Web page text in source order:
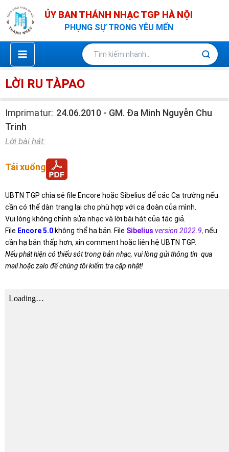
Nhảy
tới
nội
dung
ỦY BAN THÁNH NHẠC TGP HÀ NỘI
PHỤNG SỰ TRONG YÊU MẾN
LỜI RU TÀPAO
Imprimatur: 24.06.2010 - GM. Đa Minh Nguyễn Chu
Trinh
Lời bài hát:
Tải xuống
UBTN TGP chia sẻ file Encore hoặc Sibelius để các Ca trưởng nếu
cần có thể dàn trang lại cho phù hợp với ca đoàn của mình.
Vui lòng không chỉnh sửa nhạc và lời bài hát của tác giả.
File Encore 5.0 không thể hạ bản. File Sibelius version 2022.9, nếu
cần hạ bản thấp hơn, xin comment hoặc liên hệ UBTN TGP.
Nếu phát hiện có thiếu sót trong bản nhạc, vui lòng gửi thông tin qua
mail hoặc zalo để chúng tôi kiểm tra cập nhật!